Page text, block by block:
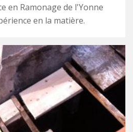
en Ramonage de l'Yonne
en la matière.